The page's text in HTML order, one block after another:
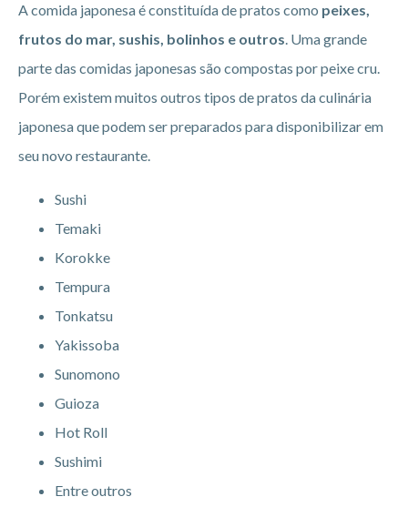
A comida japonesa é constituída de pratos como peixes,
frutos do mar, sushis, bolinhos e outros. Uma grande
parte das comidas japonesas são compostas por peixe cru.
Porém existem muitos outros tipos de pratos da culinária
japonesa que podem ser preparados para disponibilizar em
seu novo restaurante.
Sushi
Temaki
Korokke
Tempura
Tonkatsu
Yakissoba
Sunomono
Guioza
Hot Roll
Sushimi
Entre outros